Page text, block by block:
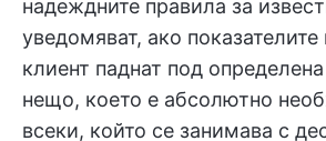
надеждните правила за
уведомяват, ако показателите
клиент паднат под
нещо, което е абсолютно
всеки, който се занимава с